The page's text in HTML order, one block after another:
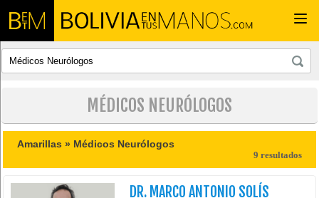
MÉDICOS NEURÓLOGOS
Amarillas » Médicos Neurólogos
9 resultados
DR. MARCO ANTONIO SOLÍS